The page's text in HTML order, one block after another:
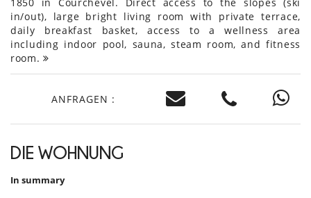
in/out), large bright living room with private terrace,
daily breakfast basket, access to a wellness area
including indoor pool, sauna, steam room, and fitness
room.
ANFRAGEN :
DIE WOHNUNG
In summary